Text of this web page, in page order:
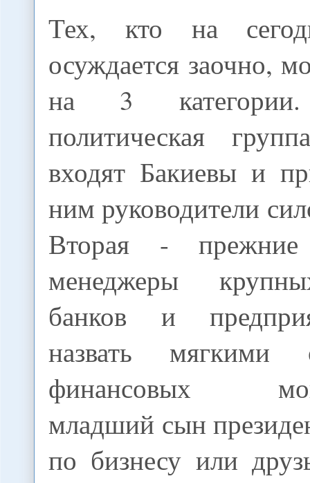
Тех, кто на
осуждается заочно,
на 3
политическая
входят Бакиевы и
ним руководители
Вторая - прежние
менеджеры
банков и
назвать мягкими
финансовых
младший сын
по бизнесу или